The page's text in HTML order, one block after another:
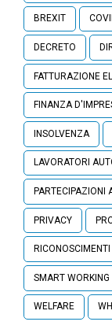
BREXIT
DECRETO
FATTURAZIONE
FINANZA
INSOLVENZA
LAVORATORI
PARTECIPAZIONI
PRIVACY
RICONOSCIMENTI
SMART WORKING
WELFARE